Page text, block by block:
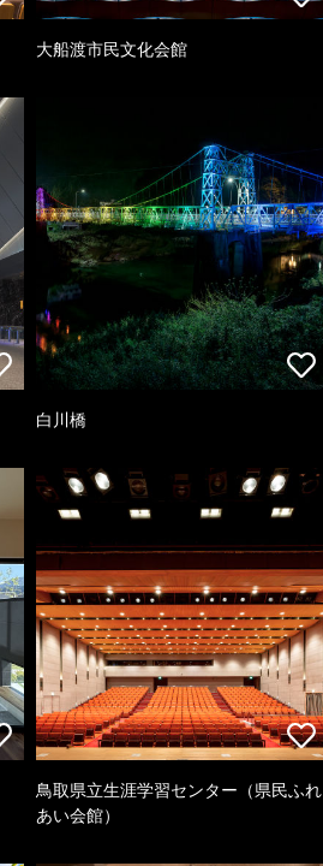
大船渡市民文化会館
白川橋
鳥取県立生涯学習センター（県民ふれ
あい会館）